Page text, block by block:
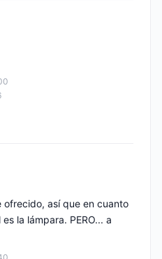
ofrecido, así que en cuanto
la lámpara. PERO... a